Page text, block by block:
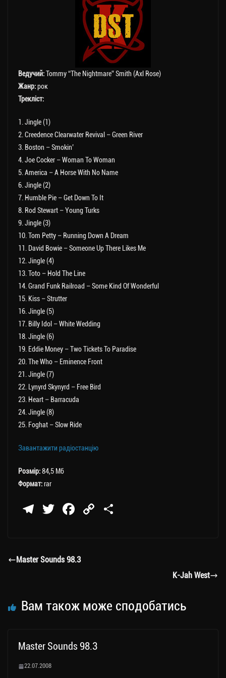
Ведучий:Tommy “The Nightmare” Smith (Axl Rose)
Жанр:рок
Трекліст:
1. Jingle (1)
2. Creedence Clearwater Revival – Green River
3. Boston – Smokin’
4. Joe Cocker – Woman To Woman
5. America – A Horse With No Name
6. Jingle (2)
7. Humble Pie – Get Down To It
8. Rod Stewart – Young Turks
9. Jingle (3)
10. Tom Petty – Running Down A Dream
11. David Bowie – Someone Up There Likes Me
12. Jingle (4)
13. Toto – Hold The Line
14. Grand Funk Railroad – Some Kind Of Wonderful
15. Kiss – Strutter
16. Jingle (5)
17. Billy Idol – White Wedding
18. Jingle (6)
19. Eddie Money – Two Tickets To Paradise
20. The Who – Eminence Front
21. Jingle (7)
22. Lynyrd Skynyrd – Free Bird
23. Heart – Barracuda
24. Jingle (8)
25. Foghat – Slow Ride
Завантажити радіостанцію
Розмір:84,5 Мб
Формат:rar
Te
a
T
er
Fa
ok
C
Master Sounds 98.3
K-Jah West
Вам також може сподобатись
Master Sounds 98.3
22.07.2008